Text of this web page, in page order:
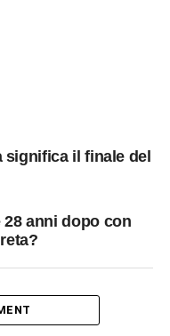
significa il finale del
anni dopo con